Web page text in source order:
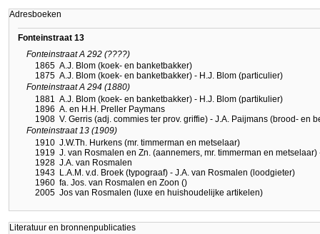
Adresboeken
Fonteinstraat 13
Fonteinstraat A 292 (????)
1865 A.J. Blom (koek- en banketbakker)
1875 A.J. Blom (koek- en banketbakker) - H.J. Blom (particulier)
Fonteinstraat A 294 (1880)
1881 A.J. Blom (koek- en banketbakker) - H.J. Blom (partikulier)
1896 A. en H.H. Preller Paymans
1908 V. Gerris (adj. commies ter prov. griffie) - J.A. Paijmans (brood- en
Fonteinstraat 13 (1909)
1910 J.W.Th. Hurkens (mr. timmerman en metselaar)
1919 J. van Rosmalen en Zn. (aannemers, mr. timmerman en
1928 J.A. van Rosmalen
1943 L.A.M. v.d. Broek (typograaf) - J.A. van Rosmalen (loodgieter)
1960 fa. Jos. van Rosmalen en Zoon ()
2005 Jos van Rosmalen (luxe en huishoudelijke artikelen)
Literatuur en bronnenpublicaties